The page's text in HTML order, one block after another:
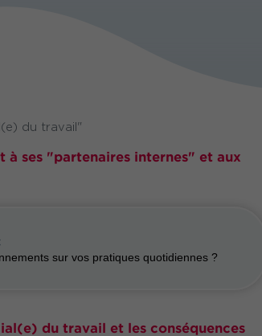
du travail"
ses "partenaires internes" et aux
sur vos pratiques quotidiennes ?
du travail et les conséquences